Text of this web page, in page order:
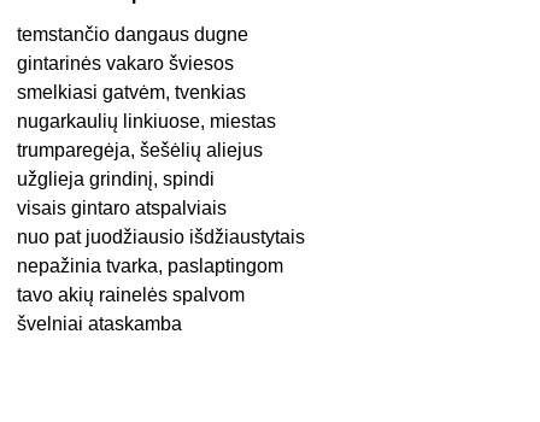
temstančio dangaus dugne
gintarinės vakaro šviesos
smelkiasi gatvėm, tvenkias
nugarkaulių linkiuose, miestas
trumparegėja, šešėlių aliejus
užglieja grindinį, spindi
visais gintaro atspalviais
nuo pat juodžiausio išdžiaustytais
nepažinia tvarka, paslaptingom
tavo akių rainelės spalvom
švelniai ataskamba